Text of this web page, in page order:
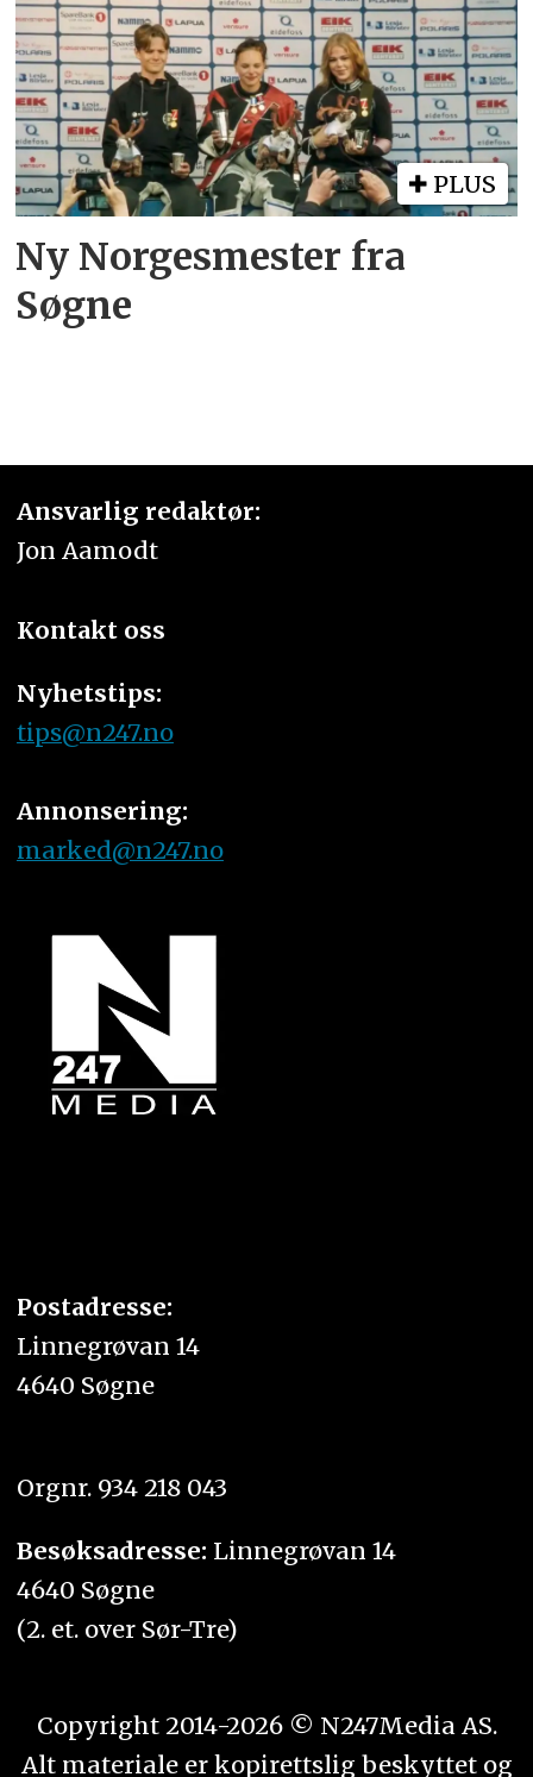
PLUS
Ny Norgesmester fra
Søgne
Ansvarlig redaktør:
Jon Aamodt
Kontakt oss
Nyhetstips:
tips@n247.no
Annonsering:
marked@n247.no
Postadresse:
Linnegrøvan 14
4640 Søgne
Orgnr. 934 218 043
Besøksadresse: Linnegrøvan 14
4640 Søgne
(2. et. over Sør-Tre)
Copyright 2014-2026 © N247Media AS.
Alt materiale er kopirettslig beskyttet og